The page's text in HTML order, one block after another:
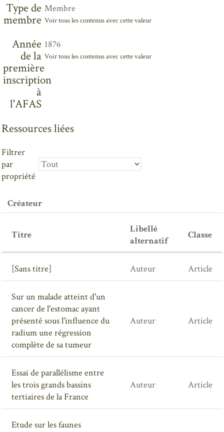
Type de
membre
Membre
Voir tous les contenus avec cette valeur
Année
de la
première
inscription
à
l'AFAS
1876
Voir tous les contenus avec cette valeur
Ressources liées
Filtrer
par
propriété
Créateur
Titre
Libellé
alternatif
Classe
[Sans titre] Auteur Article
Sur un malade atteint d'un
cancer de l'estomac ayant
présenté sous l'influence du
radium une régression
complète de sa tumeur
Auteur Article
Essai de parallélisme entre
les trois grands bassins
tertiaires de la France
Auteur Article
Etude sur les faunes